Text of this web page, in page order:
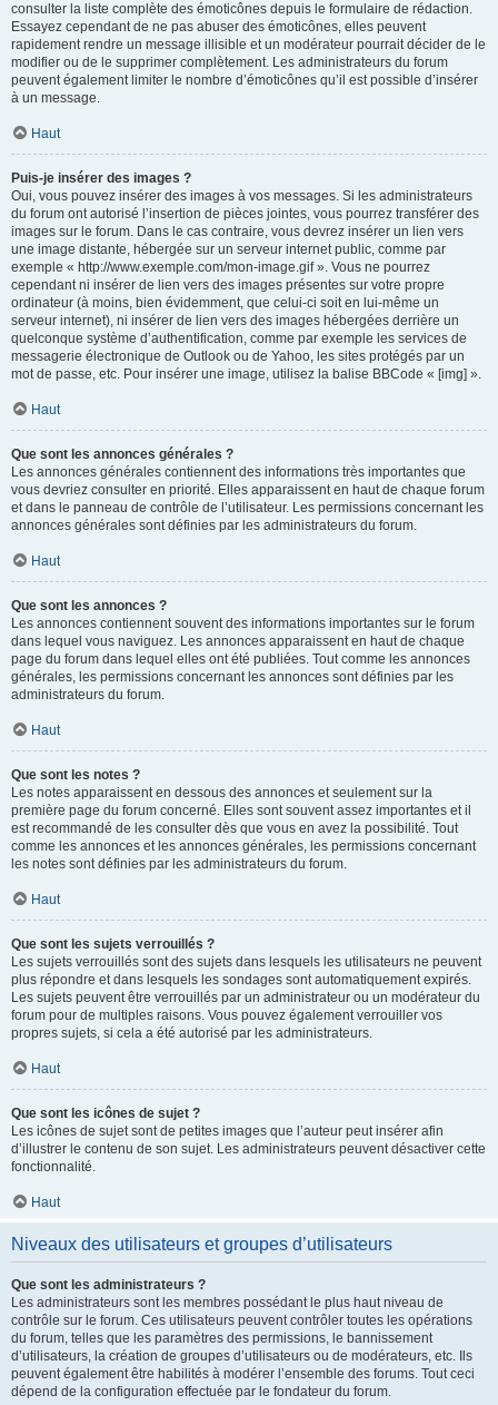
consulter la liste complète des émoticônes depuis le formulaire de rédaction.
Essayez cependant de ne pas abuser des émoticônes, elles peuvent
rapidement rendre un message illisible et un modérateur pourrait décider de le
modifier ou de le supprimer complètement. Les administrateurs du forum
peuvent également limiter le nombre d’émoticônes qu’il est possible d’insérer
à un message.
Haut
Puis-je insérer des images ?
Oui, vous pouvez insérer des images à vos messages. Si les administrateurs
du forum ont autorisé l’insertion de pièces jointes, vous pourrez transférer des
images sur le forum. Dans le cas contraire, vous devrez insérer un lien vers
une image distante, hébergée sur un serveur internet public, comme par
exemple « http://www.exemple.com/mon-image.gif ». Vous ne pourrez
cependant ni insérer de lien vers des images présentes sur votre propre
ordinateur (à moins, bien évidemment, que celui-ci soit en lui-même un
serveur internet), ni insérer de lien vers des images hébergées derrière un
quelconque système d’authentification, comme par exemple les services de
messagerie électronique de Outlook ou de Yahoo, les sites protégés par un
mot de passe, etc. Pour insérer une image, utilisez la balise BBCode « [img] ».
Haut
Que sont les annonces générales ?
Les annonces générales contiennent des informations très importantes que
vous devriez consulter en priorité. Elles apparaissent en haut de chaque forum
et dans le panneau de contrôle de l’utilisateur. Les permissions concernant les
annonces générales sont définies par les administrateurs du forum.
Haut
Que sont les annonces ?
Les annonces contiennent souvent des informations importantes sur le forum
dans lequel vous naviguez. Les annonces apparaissent en haut de chaque
page du forum dans lequel elles ont été publiées. Tout comme les annonces
générales, les permissions concernant les annonces sont définies par les
administrateurs du forum.
Haut
Que sont les notes ?
Les notes apparaissent en dessous des annonces et seulement sur la
première page du forum concerné. Elles sont souvent assez importantes et il
est recommandé de les consulter dès que vous en avez la possibilité. Tout
comme les annonces et les annonces générales, les permissions concernant
les notes sont définies par les administrateurs du forum.
Haut
Que sont les sujets verrouillés ?
Les sujets verrouillés sont des sujets dans lesquels les utilisateurs ne peuvent
plus répondre et dans lesquels les sondages sont automatiquement expirés.
Les sujets peuvent être verrouillés par un administrateur ou un modérateur du
forum pour de multiples raisons. Vous pouvez également verrouiller vos
propres sujets, si cela a été autorisé par les administrateurs.
Haut
Que sont les icônes de sujet ?
Les icônes de sujet sont de petites images que l’auteur peut insérer afin
d’illustrer le contenu de son sujet. Les administrateurs peuvent désactiver cette
fonctionnalité.
Haut
Niveaux des utilisateurs et groupes d’utilisateurs
Que sont les administrateurs ?
Les administrateurs sont les membres possédant le plus haut niveau de
contrôle sur le forum. Ces utilisateurs peuvent contrôler toutes les opérations
du forum, telles que les paramètres des permissions, le bannissement
d’utilisateurs, la création de groupes d’utilisateurs ou de modérateurs, etc. Ils
peuvent également être habilités à modérer l’ensemble des forums. Tout ceci
dépend de la configuration effectuée par le fondateur du forum.